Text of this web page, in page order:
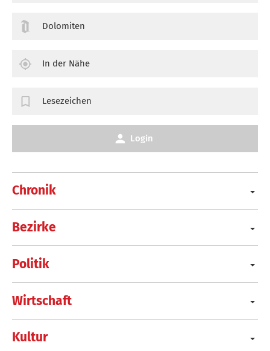
Chronik
Bezirke
Politik
Wirtschaft
Kultur
Dolomiten
In der Nähe
Lesezeichen
Login